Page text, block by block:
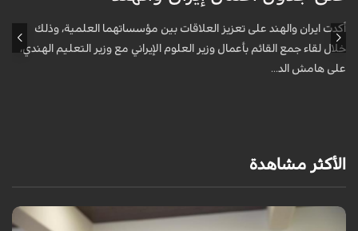
أكدت ايران والهند على تعزيز العلاقات بين مؤسساتهما العلمية، وذلك
خلال لقاء جمع القائم بأعمال وزير العلوم الإيراني مع وزير التعليم الهندي،
على هامش الد...
الأكثر مشاهدة